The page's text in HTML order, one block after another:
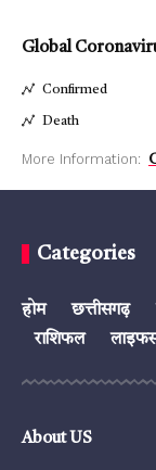
Global
Confirmed
Death
More Information:
Categories
होम छत्तीसगढ़
राशिफल
About US